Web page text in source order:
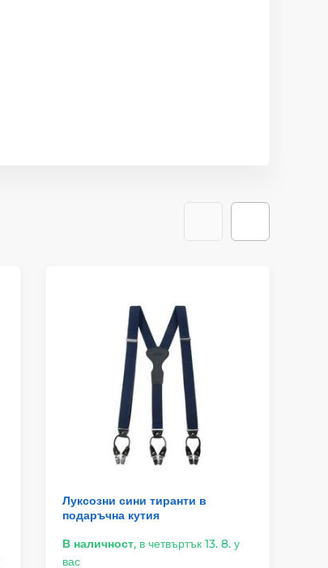
Луксозни сини тиранти в
подаръчна кутия
В наличност, в четвъртък 13. 8. у
вас